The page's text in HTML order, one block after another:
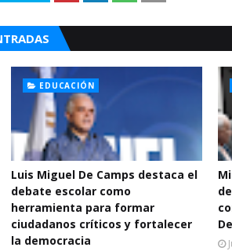
EDUCACIÓN
Luis Miguel De Camps destaca el
debate escolar como
herramienta para formar
ciudadanos críticos y fortalecer
la democracia